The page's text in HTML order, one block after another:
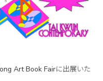
Art Book Fairに出展いた